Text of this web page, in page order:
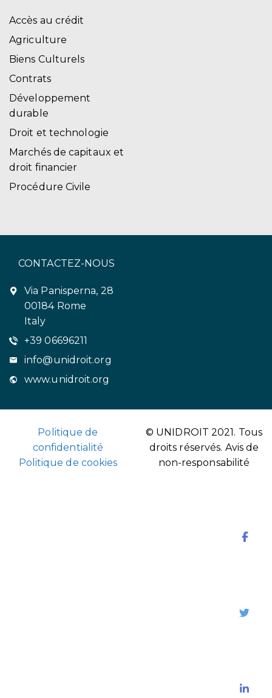
Accès au crédit
Agriculture
Biens Culturels
Contrats
Développement
durable
Droit et technologie
Marchés de capitaux et
droit financier
Procédure Civile
CONTACTEZ-NOUS
Via Panisperna, 28
00184 Rome
Italy
+39 06696211
info@unidroit.org
www.unidroit.org
Politique de
confidentialité
Politique de cookies
© UNIDROIT 2021. Tous
droits réservés. Avis de
non-responsabilité